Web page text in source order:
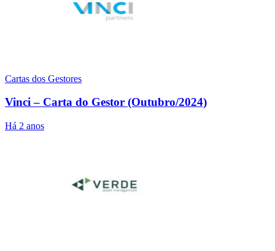
Cartas dos Gestores
Vinci – Carta do Gestor (Outubro/2024)
Há 2 anos